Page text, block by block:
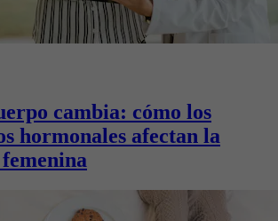
cambia: cómo los
hormonales afectan la